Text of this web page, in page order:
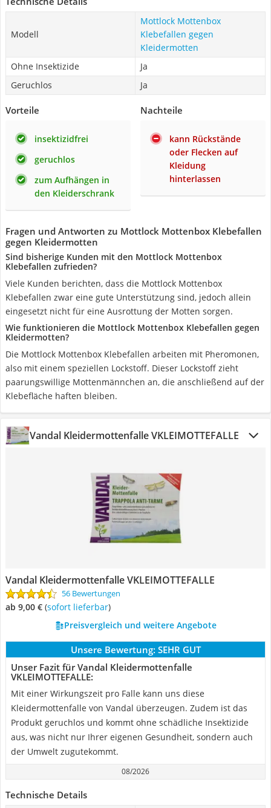
Modell
Mottlock Mottenbox
Klebefallen gegen
Kleidermotten
Ohne Insektizide
Ja
Geruchlos
Ja
Vorteile
insektizidfrei
geruchlos
zum Aufhängen in
den Kleiderschrank
Nachteile
kann Rückstände
oder Flecken auf
Kleidung
hinterlassen
Fragen und Antworten zu Mottlock Mottenbox Klebefallen
gegen Kleidermotten
Sind bisherige Kunden mit den Mottlock Mottenbox
Klebefallen zufrieden?
Viele Kunden berichten, dass die Mottlock Mottenbox
Klebefallen zwar eine gute Unterstützung sind, jedoch allein
eingesetzt nicht für eine Ausrottung der Motten sorgen.
Wie funktionieren die Mottlock Mottenbox Klebefallen gegen
Kleidermotten?
Die Mottlock Mottenbox Klebefallen arbeiten mit Pheromonen,
also mit einem speziellen Lockstoff. Dieser Lockstoff zieht
paarungswillige Mottenmännchen an, die anschließend auf der
Klebefläche haften bleiben.
Vandal Kleidermottenfalle VKLEIMOTTEFALLE
Vandal Kleidermottenfalle VKLEIMOTTEFALLE
56 Bewertungen
ab 9,00 € ( Sofort lieferbar)
Preisvergleich und weitere Angebote
Unsere Bewertung: SEHR GUT
Unser Fazit für Vandal Kleidermottenfalle
VKLEIMOTTEFALLE:
Mit einer Wirkungszeit pro Falle kann uns diese
Kleidermottenfalle von Vandal überzeugen. Zudem ist das
Produkt geruchlos und kommt ohne schädliche Insektizide
aus, was nicht nur Ihrer eigenen Gesundheit, sondern auch
der Umwelt zugutekommt.
08/2026
Technische Details